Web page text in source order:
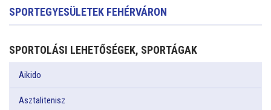
SPORTEGYESÜLETEK FEHÉRVÁRON
SPORTOLÁSI LEHETŐSÉGEK, SPORTÁGAK
Aikido
Asztalitenisz